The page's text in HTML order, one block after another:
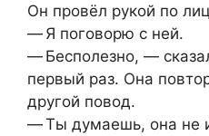
Он провёл рукой по
— Я поговорю с ней.
— Бесполезно, —
первый раз. Она
другой повод.
— Ты думаешь, она не